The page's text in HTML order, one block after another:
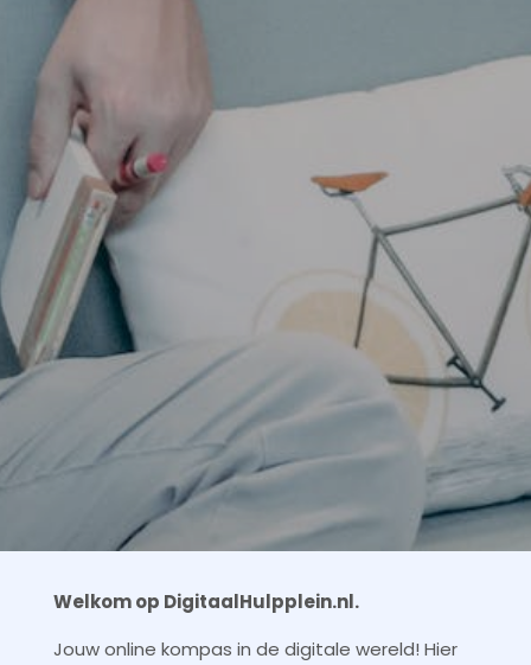
Welkom op DigitaalHulpplein.nl.
Jouw online kompas in de digitale wereld! Hier